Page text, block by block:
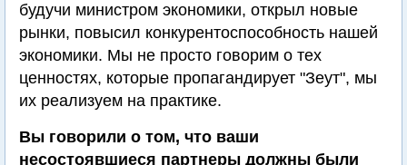
будучи министром экономики, открыл новые
рынки, повысил конкурентоспособность нашей
экономики. Мы не просто говорим о тех
ценностях, которые пропагандирует "Зеут", мы
их реализуем на практике.
Вы говорили о том, что ваши
несостоявшиеся партнеры должны были